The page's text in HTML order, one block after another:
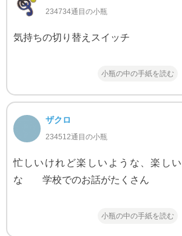
234734通目の小瓶
気持ちの切り替えスイッチ
小瓶の中の手紙を読む
ザクロ
234512通目の小瓶
忙しいけれど楽しいような、楽し
な 学校でのお話がたくさん
小瓶の中の手紙を読む